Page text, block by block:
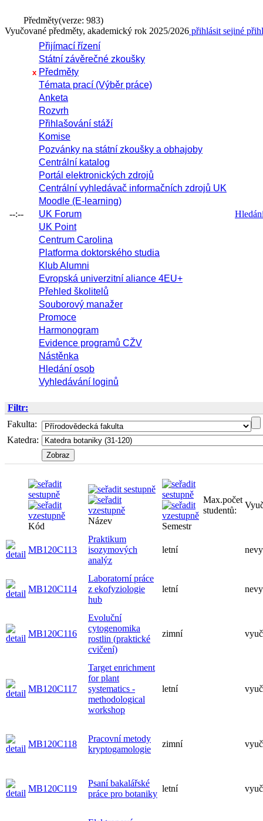
Předměty(verze: 983)
Vyučované předměty, akademický rok 2025/2026 přihlásit sejiné
--:--
Přijímací řízení
Státní závěrečné zkoušky
x Předměty
Témata prací (Výběr práce)
Anketa
Rozvrh
Přihlašování stáží
Komise
Pozvánky na státní zkoušky a obhajoby
Centrální katalog
Portál elektronických zdrojů
Centrální vyhledávač informačních zdrojů UK
Moodle (E-learning)
UK Forum
UK Point
Centrum Carolina
Platforma doktorského studia
Klub Alumni
Evropská univerzitní aliance 4EU+
Přehled školitelů
Souborový manažer
Promoce
Harmonogram
Evidence programů CŽV
Nástěnka
Hledání osob
Vyhledávání loginů
Filtr:
Fakulta:
Katedra:
Kód
Název
Semestr
Max.počet
studentů:
MB120C113
Praktikum
isozymových
analýz
letní
MB120C114
Laboratorní práce
z ekofyziologie
hub
letní
MB120C116
Evoluční
cytogenomika
rostlin (praktické
cvičení)
zimní
MB120C117
Target enrichment
for plant
systematics -
methodological
workshop
letní
MB120C118
Pracovní metody
kryptogamologie
zimní
MB120C119
Psaní bakalářské
práce pro botaniky
letní